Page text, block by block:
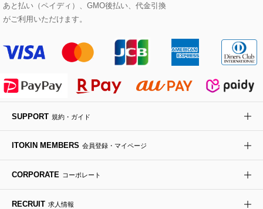
Maison de CINQ
MK MICHEL KLEIN BAG
HIROKO KOSHINO
セットアップワンピース
ステンカラーコート
ライダースジャケット
デニムジャケット
ダウンジャケット・コート
ヘアアクセサリー
ハンカチ・バンダナ
手袋
チャーム・ストラップ
ブローチ・コサージュ
ボストンバッグ
バックパック・リュック
ボディバッグ・メッセンジャーバッグ
トラベルバッグ
スニーカー
フラットシューズ
ローファー
ドレスシューズ
ローズ
カサブランカ・カラー
ラナンキュラス
ポプリアレンジ＆フレグランス
あと払い（ペイディ）、GMO後払い、代金引換
がご利用いただけます。
SUPPORT 規約・ガイド
ITOKIN MEMBERS 会員登録・マイページ
CORPORATE コーポレート
RECRUIT 求人情報